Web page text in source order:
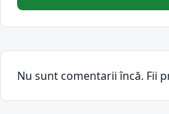
Nu sunt comentarii încă. Fii